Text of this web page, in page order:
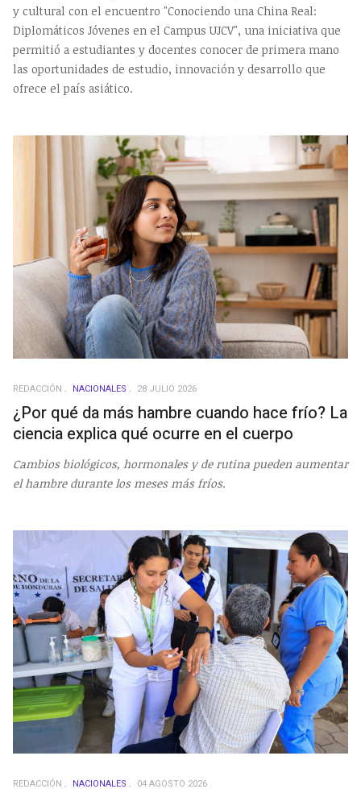
y cultural con el encuentro "Conociendo una China Real:
Diplomáticos Jóvenes en el Campus UJCV", una iniciativa que
permitió a estudiantes y docentes conocer de primera mano
las oportunidades de estudio, innovación y desarrollo que
ofrece el país asiático.
REDACCIÓN NACIONALES 28 JULIO 2026
¿Por qué da más hambre cuando hace frío? La
ciencia explica qué ocurre en el cuerpo
Cambios biológicos, hormonales y de rutina pueden aumentar
el hambre durante los meses más fríos.
REDACCIÓN NACIONALES 04 AGOSTO 2026